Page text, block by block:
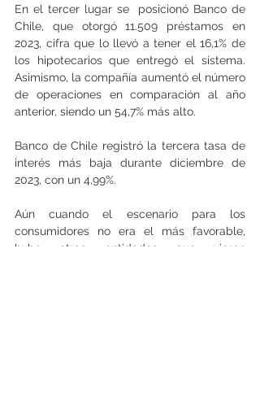
En el tercer lugar se  posicionó Banco de
Chile, que otorgó 11.509 préstamos en
2023, cifra que lo llevó a tener el 16,1% de
los hipotecarios que entregó el sistema.
Asimismo, la compañía aumentó el número
de operaciones en comparación al año
anterior, siendo un 54,7% más alto.
Banco de Chile registró la tercera tasa de
interés más baja durante diciembre de
2023, con un 4,99%.
Aún cuando el escenario para los
consumidores no era el más favorable,
hubo otras entidades que vieron